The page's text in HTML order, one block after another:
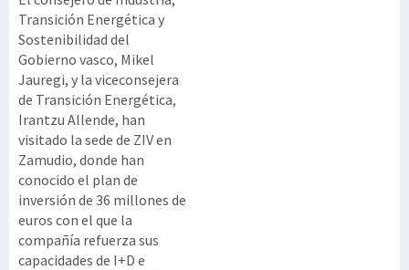
Transición Energética y
Sostenibilidad del
Gobierno vasco, Mikel
Jauregi, y la viceconsejera
de Transición Energética,
Irantzu Allende, han
visitado la sede de ZIV en
Zamudio, donde han
conocido el plan de
inversión de 36 millones de
euros con el que la
compañía refuerza sus
capacidades de I+D e